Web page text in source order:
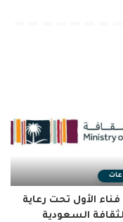
فناء الأول تحت رعاية
السعودية